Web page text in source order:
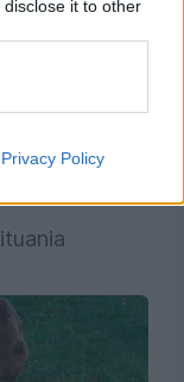
it to other
Privacy Policy
ar putea
Planul